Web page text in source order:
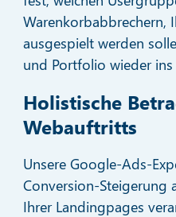
Warenkorbabbrechern,
ausgespielt werden
und Portfolio wieder
Holistische
Webauftritts
Unsere Google-Ads-
Conversion-Steigerung
Ihrer Landingpages